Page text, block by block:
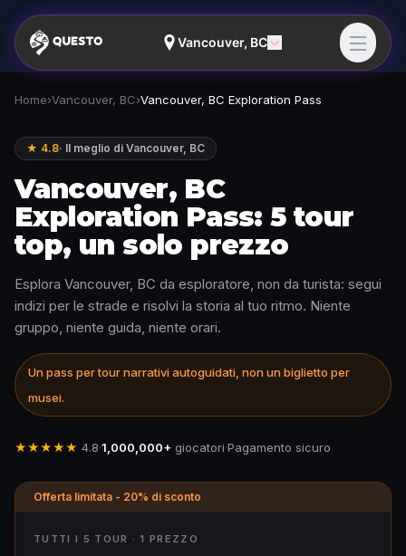
Vancouver, BC
Home›Vancouver, BC›Vancouver, BC Exploration Pass
★ 4.8· Il meglio di Vancouver, BC
Vancouver, BC
Exploration Pass: 5 tour
top, un solo prezzo
Esplora Vancouver, BC da esploratore, non da turista: segui
indizi per le strade e risolvi la storia al tuo ritmo. Niente
gruppo, niente guida, niente orari.
Un pass per tour narrativi autoguidati, non un biglietto per
musei.
★★★★★ 4.8·1,000,000+ giocatori·Pagamento sicuro
Offerta limitata - 20% di sconto
TUTTI I 5 TOUR · 1 PREZZO